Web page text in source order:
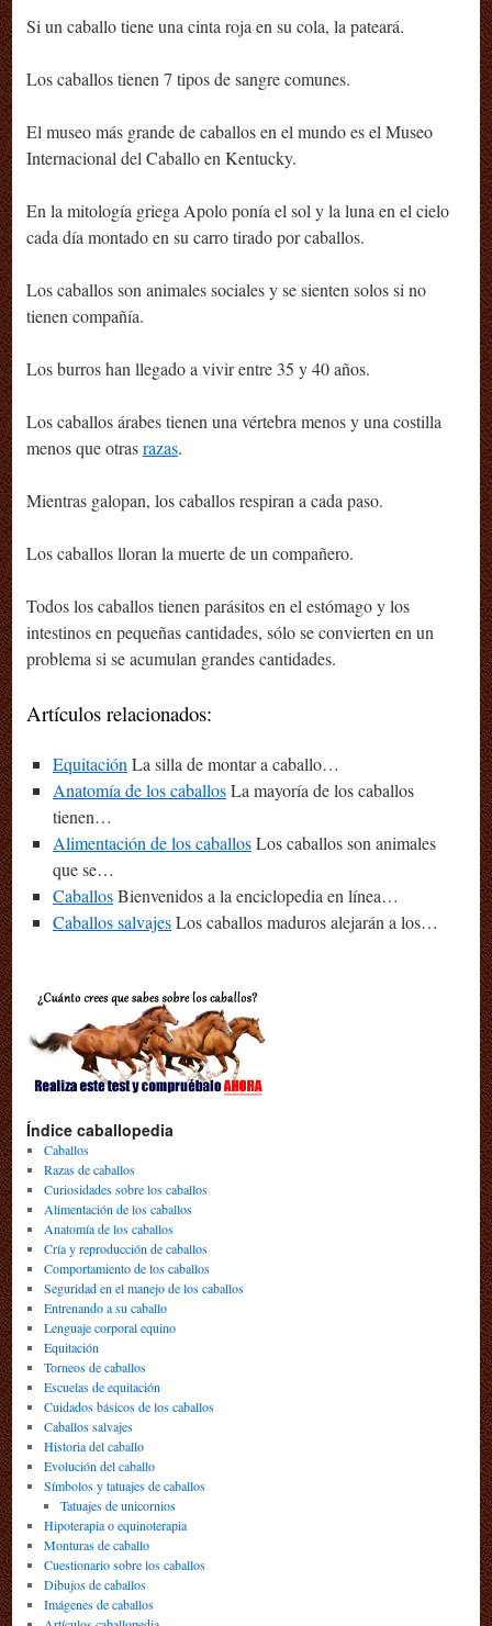
Si un caballo tiene una cinta roja en su cola, la pateará.
Los caballos tienen 7 tipos de sangre comunes.
El museo más grande de caballos en el mundo es el Museo
Internacional del Caballo en Kentucky.
En la mitología griega Apolo ponía el sol y la luna en el cielo
cada día montado en su carro tirado por caballos.
Los caballos son animales sociales y se sienten solos si no
tienen compañía.
Los burros han llegado a vivir entre 35 y 40 años.
Los caballos árabes tienen una vértebra menos y una costilla
menos que otrasrazas.
Mientras galopan, los caballos respiran a cada paso.
Los caballos lloran la muerte de un compañero.
Todos los caballos tienen parásitos en el estómago y los
intestinos en pequeñas cantidades, sólo se convierten en un
problema si se acumulan grandes cantidades.
Artículos relacionados:
Equitación La silla de montar a caballo…
Anatomía de los caballosLa mayoría de los caballos
tienen…
Alimentación de los caballosLos caballos son animales
que se…
CaballosBienvenidos a la enciclopedia en línea…
Caballos salvajesLos caballos maduros alejarán a los…
Índice caballopedia
Caballos
Razas de caballos
Curiosidades sobre los caballos
Alimentación de los caballos
Anatomía de los caballos
Cría y reproducción de caballos
Comportamiento de los caballos
Seguridad en el manejo de los caballos
Entrenando a su caballo
Lenguaje corporal equino
Equitación
Torneos de caballos
Escuelas de equitación
Cuidados básicos de los caballos
Caballos salvajes
Historia del caballo
Evolución del caballo
Símbolos y tatuajes de caballos
Tatuajes de unicornios
Hipoterapia o equinoterapia
Monturas de caballo
Cuestionario sobre los caballos
Dibujos de caballos
Imágenes de caballos